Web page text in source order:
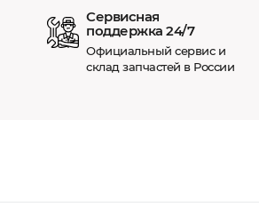
Сервисная
поддержка 24/7
Официальный сервис и
склад запчастей в России